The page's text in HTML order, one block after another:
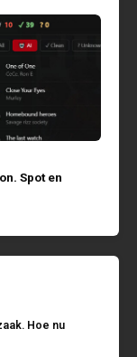
Spot en
Hoe nu